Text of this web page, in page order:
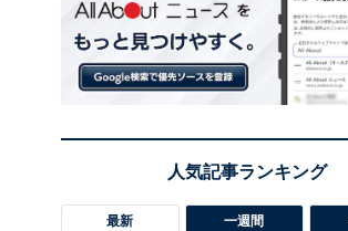
最新 一週間